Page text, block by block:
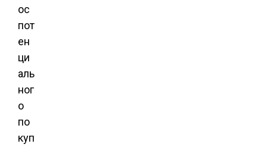
ос
пот
ен
ци
аль
ног
о
по
куп